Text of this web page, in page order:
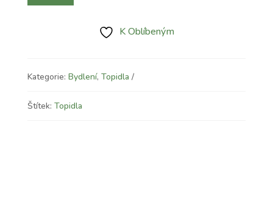
K Oblíbeným
Kategorie: Bydlení, Topidla
Štítek: Topidla